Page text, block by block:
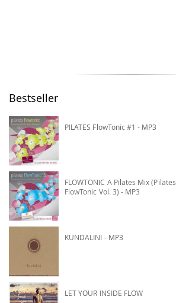
Bestseller
PILATES FlowTonic #1 - MP3
FLOWTONIC A Pilates Mix (Pilates
FlowTonic Vol. 3) - MP3
KUNDALINI - MP3
LET YOUR INSIDE FLOW